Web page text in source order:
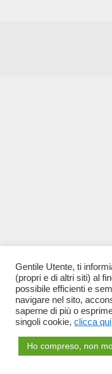
Gentile Utente, ti
(propri e di altri siti) al
possibile efficienti e
navigare nel sito,
saperne di più o
singoli cookie, clicca qui
Ho compreso, non